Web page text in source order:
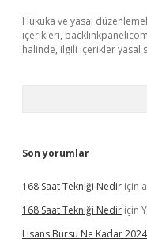
Hukuka ve yasal
içerikleri,
halinde, ilgili içerikler yasal
Son yorumlar
168 Saat Tekniği Nedir için
168 Saat Tekniği Nedir için
Lisans Bursu Ne Kadar 2024